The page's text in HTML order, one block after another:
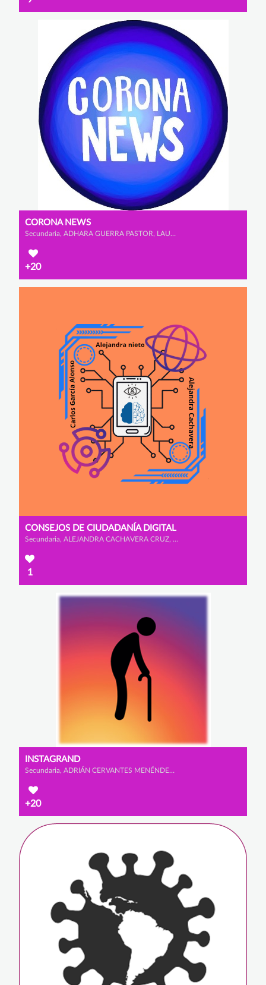
CORONA NEWS
Secundaria, ADHARA GUERRA PASTOR, LAURA SÁNCHEZ CAPILLA y LAURA FORNOVI GÓMEZ
+20
CONSEJOS DE CIUDADANÍA DIGITAL
Secundaria, ALEJANDRA CACHAVERA CRUZ, ALEJANDRA NIETO ALCAIDE y CARLOS GARCÍA ALONSO
1
INSTAGRAND
Secundaria, ADRIÁN CERVANTES MENÉNDEZ, GONZALO GARCÍA FERNÁMDEZ y MARIO FAURA SANZ
+20